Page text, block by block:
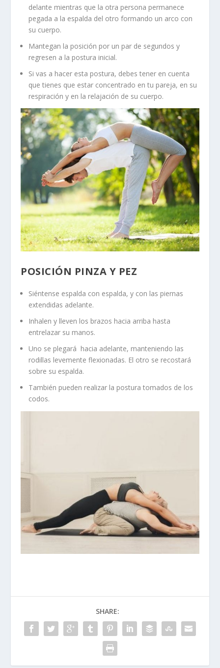
delante mientras que la otra persona permanece
pegada a la espalda del otro formando un arco con
su cuerpo.
Mantegan la posición por un par de segundos y
regresen a la postura inicial.
Si vas a hacer esta postura, debes tener en cuenta
que tienes que estar concentrado en tu pareja, en su
respiración y en la relajación de su cuerpo.
POSICIÓN PINZA Y PEZ
Siéntense espalda con espalda, y con las piernas
extendidas adelante.
Inhalen y lleven los brazos hacia arriba hasta
entrelazar su manos.
Uno se plegará hacia adelante, manteniendo las
rodillas levemente flexionadas. El otro se recostará
sobre su espalda.
También pueden realizar la postura tomados de los
codos.
SHARE: